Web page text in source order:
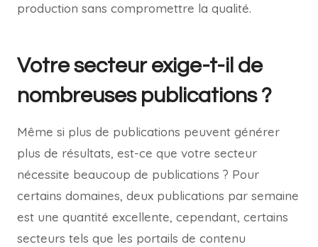
production sans compromettre la qualité.
Votre secteur exige-t-il de
nombreuses publications ?
Même si plus de publications peuvent générer
plus de résultats, est-ce que votre secteur
nécessite beaucoup de publications ? Pour
certains domaines, deux publications par semaine
est une quantité excellente, cependant, certains
secteurs tels que les portails de contenu